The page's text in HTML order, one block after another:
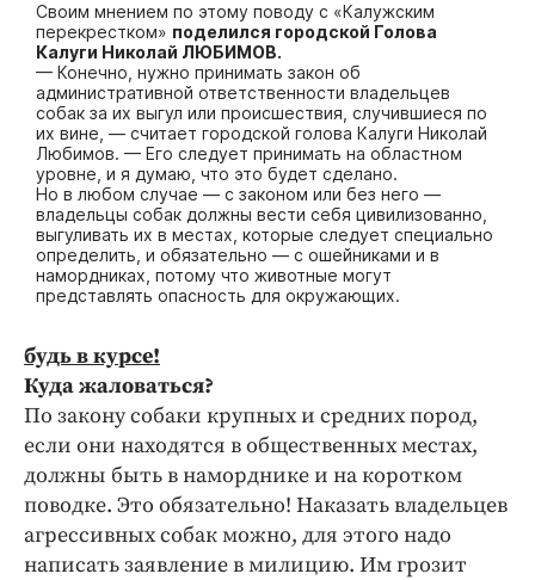
Своим мнением по этому поводу с «Калужским
перекрестком» поделился городской Голова
Калуги Николай ЛЮБИМОВ.
— Конечно, нужно принимать закон об
административной ответственности владельцев
собак за их выгул или происшествия, случившиеся по
их вине, — считает городской голова Калуги Николай
Любимов. — Его следует принимать на областном
уровне, и я думаю, что это будет сделано.
Но в любом случае — с законом или без него —
владельцы собак должны вести себя цивилизованно,
выгуливать их в местах, которые следует специально
определить, и обязательно — с ошейниками и в
намордниках, потому что животные могут
представлять опасность для окружающих.
будь в курсе!
Куда жаловаться?
По закону собаки крупных и средних пород,
если они находятся в общественных местах,
должны быть в наморднике и на коротком
поводке. Это обязательно! Наказать владельцев
агрессивных собак можно, для этого надо
написать заявление в милицию. Им грозит